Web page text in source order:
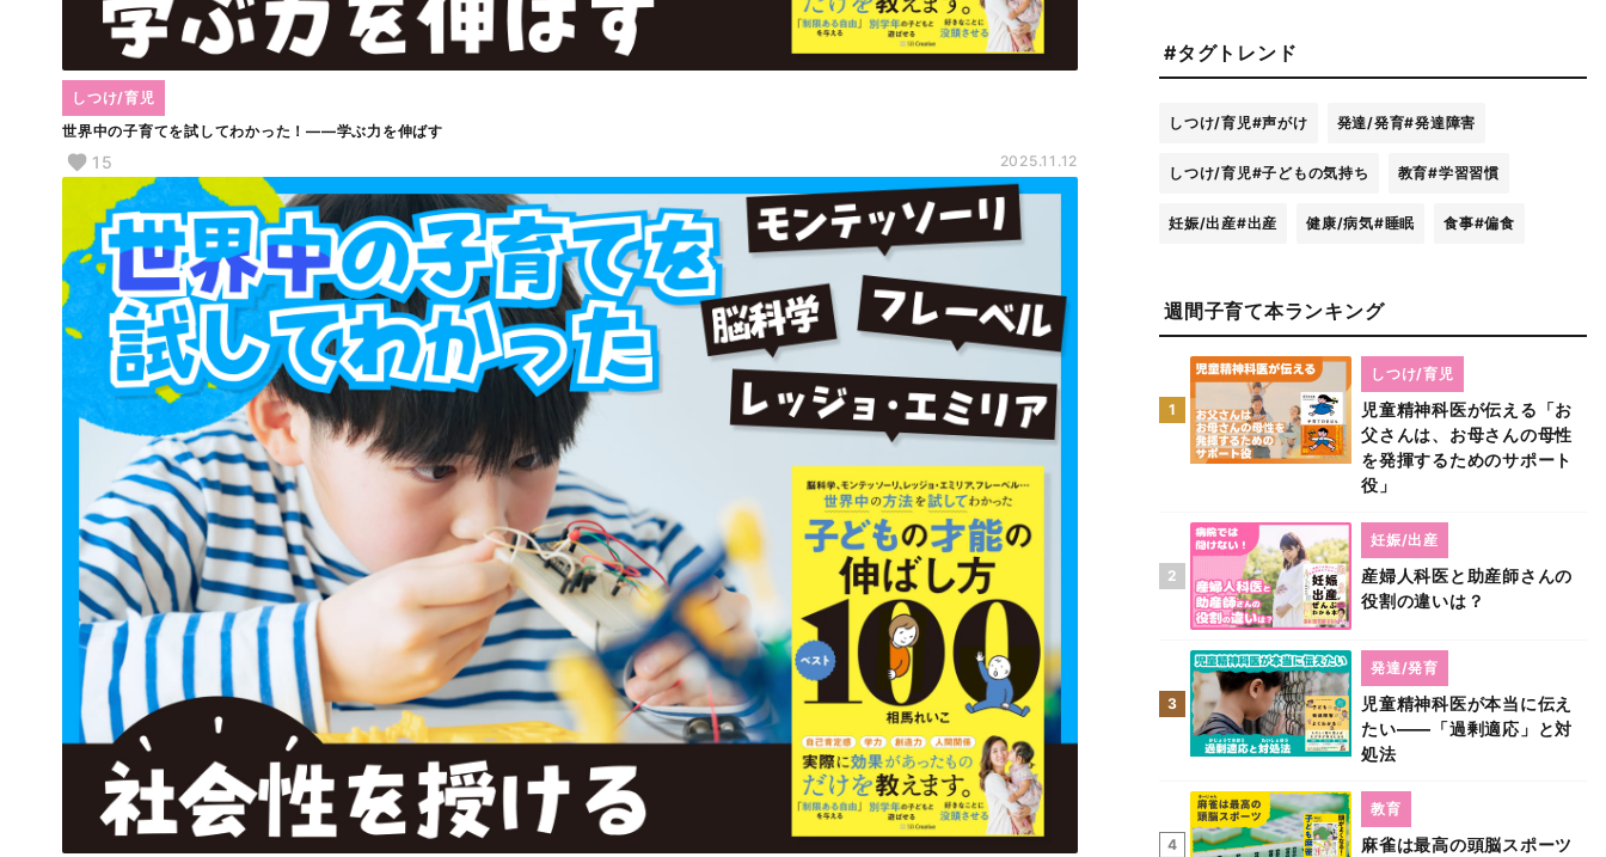
世界中の子育てを試してわかった！――学ぶ力を伸ばす
しつけ/育児
15 2025.11.12
#タグトレンド
しつけ/育児#声がけ 発達/発育#発達障害
しつけ/育児#子どもの気持ち 教育#学習習慣
妊娠/出産#出産 健康/病気#睡眠 食事#偏食
週間子育て本ランキング
1
児童精神科医が伝える「お
父さんは、お母さんの母性
を発揮するためのサポート
役」
しつけ/育児
2
産婦人科医と助産師さんの
役割の違いは？
妊娠/出産
3
児童精神科医が本当に伝え
たい――「過剰適応」と対
処法
発達/発育
4
麻雀は最高の頭脳スポーツ
教育